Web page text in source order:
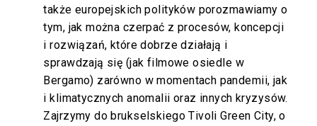
także europejskich polityków porozmawiamy o
tym, jak można czerpać z procesów, koncepcji
i rozwiązań, które dobrze działają i
sprawdzają się (jak filmowe osiedle w
Bergamo) zarówno w momentach pandemii, jak
i klimatycznych anomalii oraz innych kryzysów.
Zajrzymy do brukselskiego Tivoli Green City, o